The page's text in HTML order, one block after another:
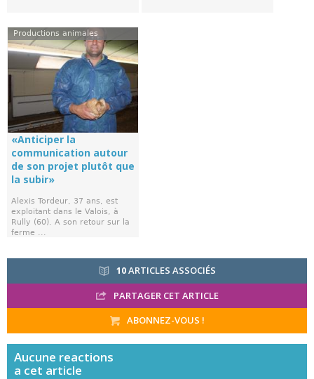
Productions animales
«Anticiper la
communication autour
de son projet plutôt que
la subir»
Alexis Tordeur, 37 ans, est
exploitant dans le Valois, à
Rully (60). A son retour sur la
ferme ...
10ARTICLES ASSOCIÉS
PARTAGER CET ARTICLE
ABONNEZ-VOUS !
Aucune reactions
a cet article